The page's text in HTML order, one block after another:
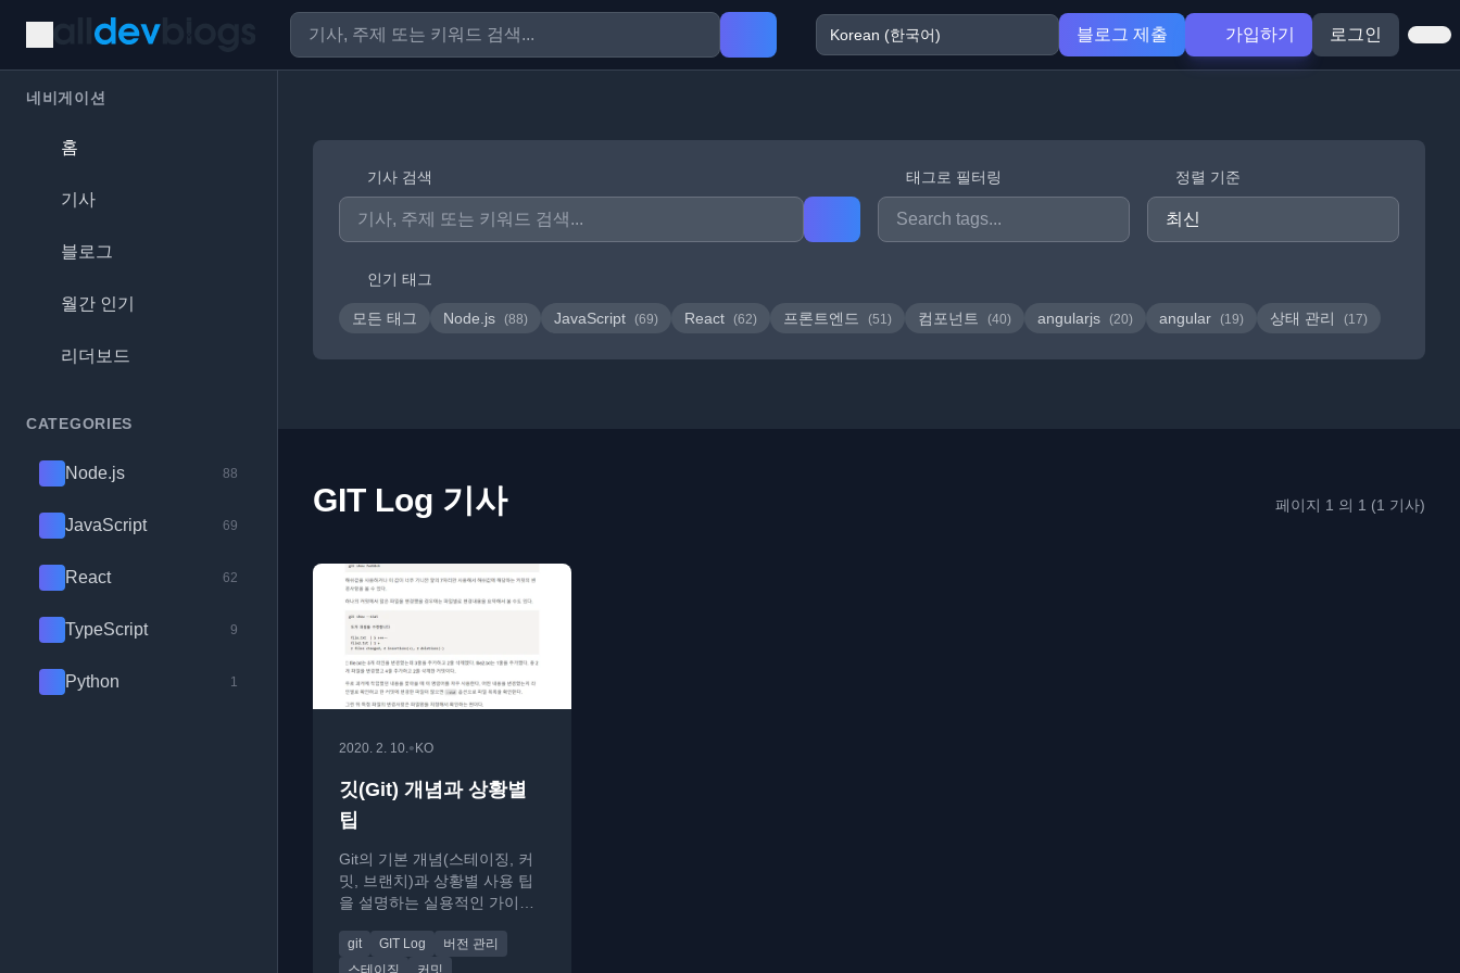
블로그 제출 가입하기 로그인
네비게이션
홈
기사
블로그
월간 인기
리더보드
CATEGORIES
Node.js 88
JavaScript 69
React 62
TypeScript 9
Python 1
기사 검색 태그로 필터링 정렬 기준
인기 태그
모든 태그 Node.js (88) JavaScript (69) React (62) 프론트엔드 (51) 컴포넌트 (40) angularjs (20) angular (19) 상태 관리 (17)
GIT Log 기사 페이지 1 의 1 (1 기사)
2020. 2. 10.• KO
깃(Git) 개념과 상황별
팁
Git의 기본 개념(스테이징, 커
밋, 브랜치)과 상황별 사용 팁
을 설명하는 실용적인 가이드
git GIT Log
버전 관리
스테이징
커밋